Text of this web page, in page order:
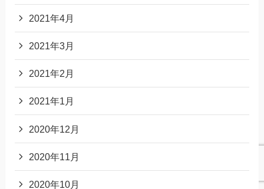
2021年4月
2021年3月
2021年2月
2021年1月
2020年12月
2020年11月
2020年10月